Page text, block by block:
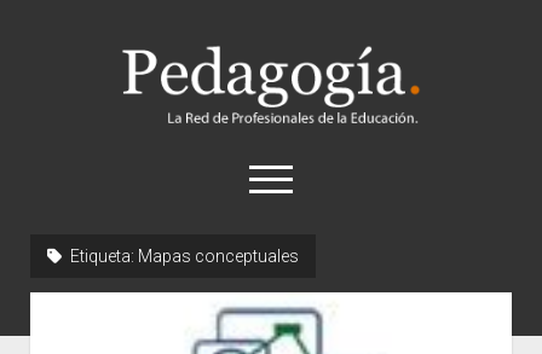
Pedagogía
abrir
el
Historia
Concepto
Etiqueta: Mapas conceptuales